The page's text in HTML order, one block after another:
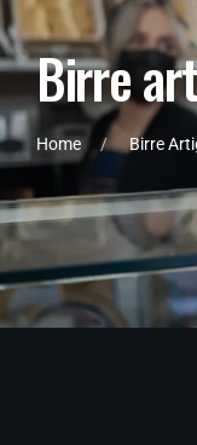
Birreart
Home Birre